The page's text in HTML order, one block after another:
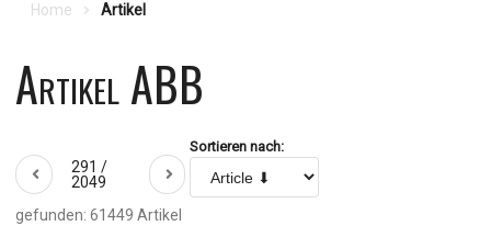
Home Artikel
Artikel ABB
291 /
2049
Sortieren nach:
gefunden: 61449 Artikel